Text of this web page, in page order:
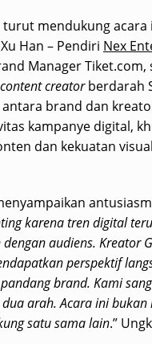
mendukung
Han – Pendiri Nex
Manager Tiket.com,
content creatorberdarah
brand dan
kampanye digital,
dan kekuatan
karena tren digital
audiens. Kreator
perspektif
brand. Kami
arah. Acara ini
satu sama lain.”